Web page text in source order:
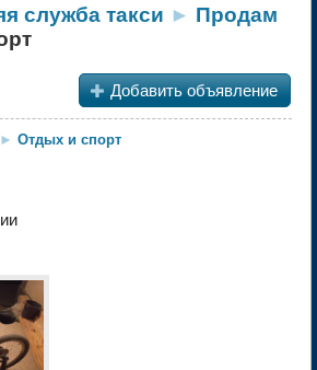
служба такси ► Продам
+ Добавить объявление
► Отдых и спорт